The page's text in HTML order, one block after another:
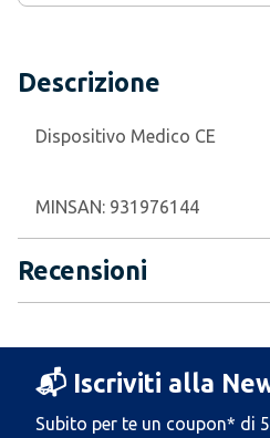
Descrizione
Dispositivo Medico CE
MINSAN: 931976144
Recensioni
📬 Iscriviti alla
Subito per te un coupon* di